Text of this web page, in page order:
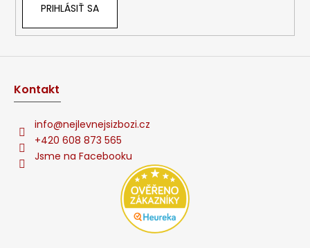
v
ý
PRIHLÁSIŤ SA
Kontakt
info@nejlevnejsizbozi.cz
+420 608 873 565
Jsme na Facebooku